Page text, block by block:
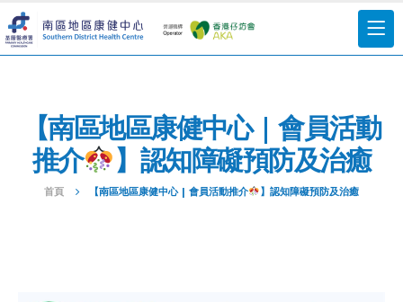
【南區地區康健中心 | 會員活動
推介
】認知障礙預防及治癒
首頁 【南區地區康健中心 | 會員活動推介 】認知障礙預防及治癒